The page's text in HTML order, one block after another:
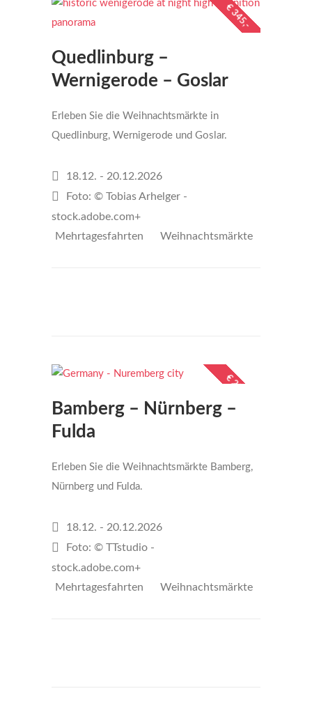
€ 345,-
Quedlinburg –
Wernigerode – Goslar
Erleben Sie die Weihnachtsmärkte in
Quedlinburg, Wernigerode und Goslar.
18.12. - 20.12.2026
Foto: © Tobias Arhelger -
stock.adobe.com+
Mehrtagesfahrten
Weihnachtsmärkte
€ 298,-
Bamberg – Nürnberg –
Fulda
Erleben Sie die Weihnachtsmärkte Bamberg,
Nürnberg und Fulda.
18.12. - 20.12.2026
Foto: © TTstudio -
stock.adobe.com+
Mehrtagesfahrten
Weihnachtsmärkte